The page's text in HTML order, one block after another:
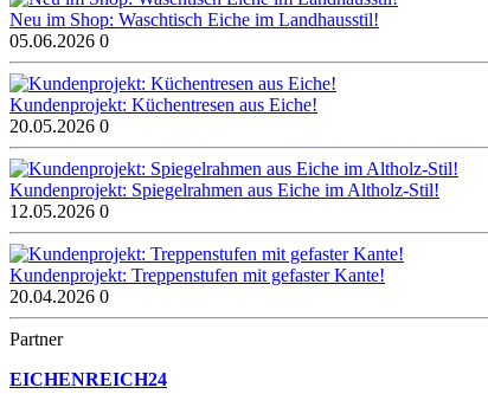
Neu im Shop: Waschtisch Eiche im Landhausstil!
05.06.2026 0
Kundenprojekt: Küchentresen aus Eiche!
20.05.2026 0
Kundenprojekt: Spiegelrahmen aus Eiche im Altholz-Stil!
12.05.2026 0
Kundenprojekt: Treppenstufen mit gefaster Kante!
20.04.2026 0
Partner
EICHENREICH24